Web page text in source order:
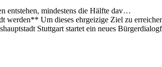
entstehen, mindestens die Hälfte dav…
werden** Um dieses ehrgeizige Ziel zu
Stuttgart startet ein neues